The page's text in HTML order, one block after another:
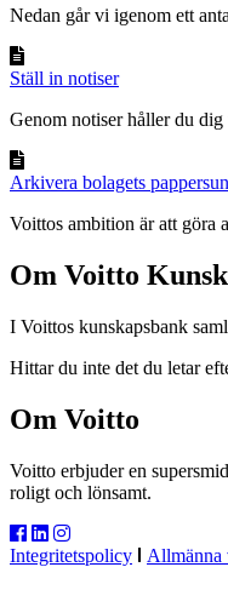
Nedan går vi igenom ett
Ställ in notiser
Genom notiser håller du
Arkivera bolagets
Voittos ambition är att göra
Om Voitto
I Voittos kunskapsbank
Hittar du inte det du letar
Om Voitto
Voitto erbjuder en
roligt och lönsamt.
Integritetspolicy